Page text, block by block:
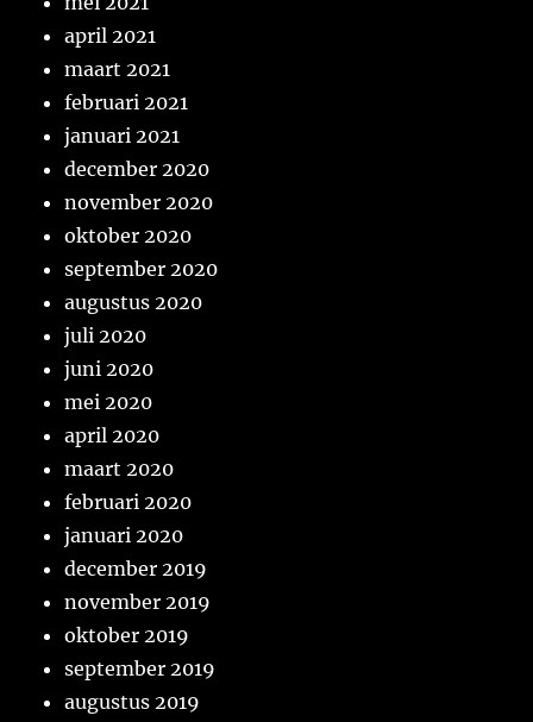
april 2021
maart 2021
februari 2021
januari 2021
december 2020
november 2020
oktober 2020
september 2020
augustus 2020
juli 2020
juni 2020
mei 2020
april 2020
maart 2020
februari 2020
januari 2020
december 2019
november 2019
oktober 2019
september 2019
augustus 2019